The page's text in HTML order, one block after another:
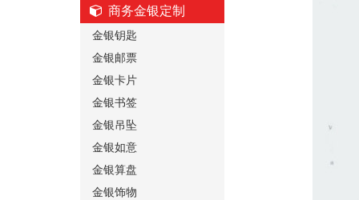
商务金银定制
金银钥匙
金银邮票
金银卡片
金银书签
金银吊坠
金银如意
金银算盘
金银饰物